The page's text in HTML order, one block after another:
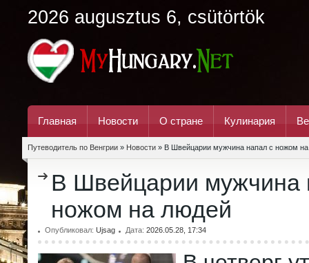
2026 augusztus 6, csütörtök
Главная Новости О стране Кулинария
Путеводитель по Венгрии » Новости » В Швейцарии мужчина напал с ножом
В Швейцарии мужчина
ножом на людей
Опубликовал: Ujsag Дата: 2026.05.28, 17:34